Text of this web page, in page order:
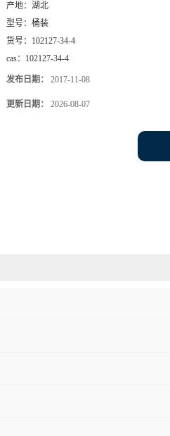
产地： 湖北
型号： 桶装
货号： 102127-34-4
cas： 102127-34-4
发布日期： 2017-11-08
更新日期： 2026-08-07